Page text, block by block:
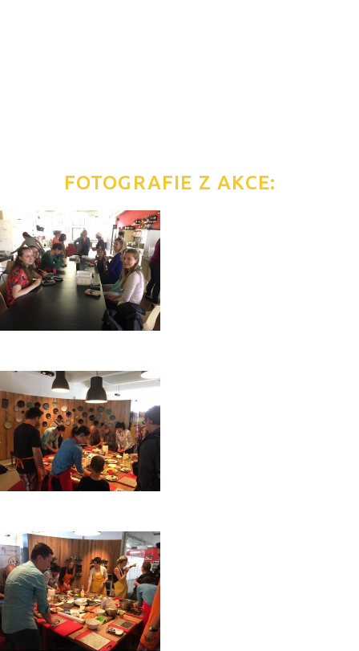
FOTOGRAFIE Z AKCE: